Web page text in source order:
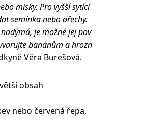
misky. Pro vyšší sytící
semínka nebo ořechy.
je možné jej pov
banánům a hrozn
Věra Burešová.
obsah
nebo červená řepa,